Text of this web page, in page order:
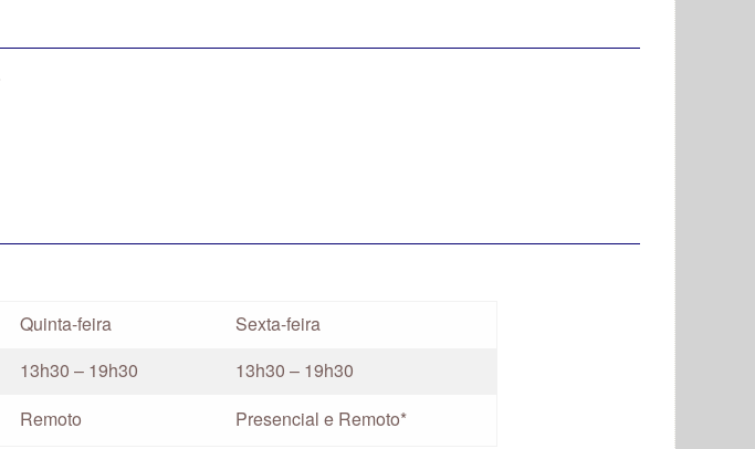
Quinta-feira
Sexta-feira
13h30 – 19h30
13h30 – 19h30
Remoto Presencial e Remoto*